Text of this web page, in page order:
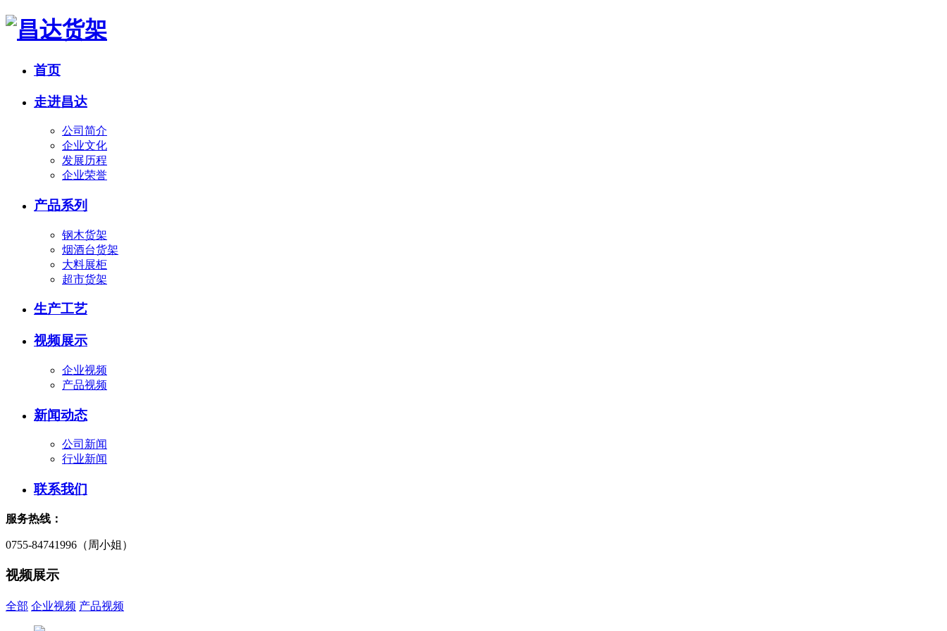
首页
走进昌达
公司简介
企业文化
发展历程
企业荣誉
产品系列
钢木货架
烟酒台货架
大料展柜
超市货架
生产工艺
视频展示
企业视频
产品视频
新闻动态
公司新闻
行业新闻
联系我们
服务热线：
0755-84741996（周小姐）
视频展示
全部 企业视频 产品视频